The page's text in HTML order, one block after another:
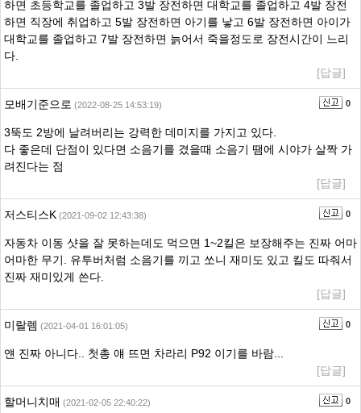
하면 초등학교를 졸업하고 3발 장전하면 대학교를 졸업하고 4발 장전
하면 직장에 취업하고 5발 장전하면 아기를 낳고 6발 장전하면 아이가
대학교를 졸업하고 7발 장전하면 늙어서 죽을정도로 장전시간이 느리
다.
[답글]
모배기준으로 (2022-08-25 14:53:19) 0
3뚝도 2방에 날려버리는 강력한 데미지를 가지고 있다.
다 좋은데 단점이 있다면 소음기를 겼을때 소음기 땜에 시야가 살짝 가
려진다는 점
[답글]
저스티스K (2021-09-02 12:43:38) 0
자동차 이동 샷을 잘 못하는데도 먹으면 1~2킬은 보장해주는 진짜 어마
어마한 무기. 유투버처럼 소음기를 끼고 쏘니 재미도 있고 킬도 따줘서
진짜 재미있게 쓴다.
[답글]
미랄렘 (2021-04-01 16:01:05) 0
얜 진짜 아니다.. 첫총 얘 뜨면 차라리 P92 이기를 바람...
[답글]
할머니치매 (2021-02-05 22:40:22) 0